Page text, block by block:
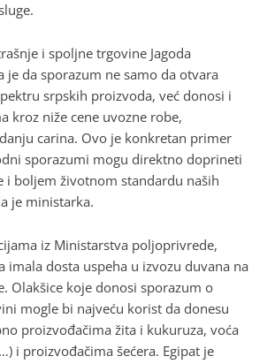
i spoljne trgovine Jagoda
je da sporazum ne samo da otvara
srpskih proizvoda, već donosi i
kroz niže cene uvozne robe,
carina. Ovo je konkretan primer
sporazumi mogu direktno doprineti
i boljem životnom standardu naših
je ministarka.
iz Ministarstva poljoprivrede,
imala dosta uspeha u izvozu duvana na
Olakšice koje donosi sporazum o
mogle bi najveću korist da donesu
proizvođačima žita i kukuruza, voća
i proizvođačima šećera. Egipat je